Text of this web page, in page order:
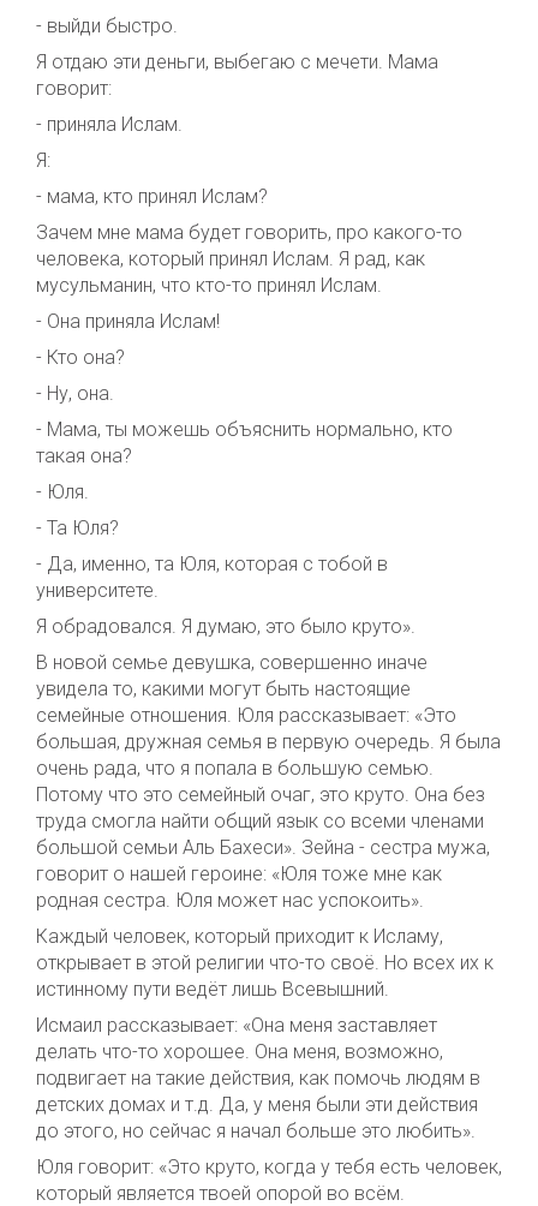
- выйди быстро.
Я отдаю эти деньги, выбегаю с мечети. Мама
говорит:
- приняла Ислам.
Я:
- мама, кто принял Ислам?
Зачем мне мама будет говорить, про какого-то
человека, который принял Ислам. Я рад, как
мусульманин, что кто-то принял Ислам.
- Она приняла Ислам!
- Кто она?
- Ну, она.
- Мама, ты можешь объяснить нормально, кто
такая она?
- Юля.
- Та Юля?
- Да, именно, та Юля, которая с тобой в
университете.
Я обрадовался. Я думаю, это было круто».
В новой семье девушка, совершенно иначе
увидела то, какими могут быть настоящие
семейные отношения. Юля рассказывает: «Это
большая, дружная семья в первую очередь. Я была
очень рада, что я попала в большую семью.
Потому что это семейный очаг, это круто. Она без
труда смогла найти общий язык со всеми членами
большой семьи Аль Бахеси». Зейна - сестра мужа,
говорит о нашей героине: «Юля тоже мне как
родная сестра. Юля может нас успокоить».
Каждый человек, который приходит к Исламу,
открывает в этой религии что-то своё. Но всех их к
истинному пути ведёт лишь Всевышний.
Исмаил рассказывает: «Она меня заставляет
делать что-то хорошее. Она меня, возможно,
подвигает на такие действия, как помочь людям в
детских домах и т.д. Да, у меня были эти действия
до этого, но сейчас я начал больше это любить».
Юля говорит: «Это круто, когда у тебя есть человек,
который является твоей опорой во всём.